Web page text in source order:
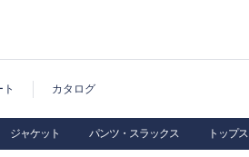
カタログ
ジャケット パンツ・スラックス トップス